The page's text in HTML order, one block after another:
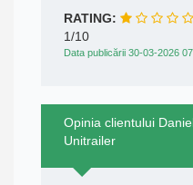
RATING:
1/10
Data publicării 30-03-2026
Opinia clientului
Unitrailer